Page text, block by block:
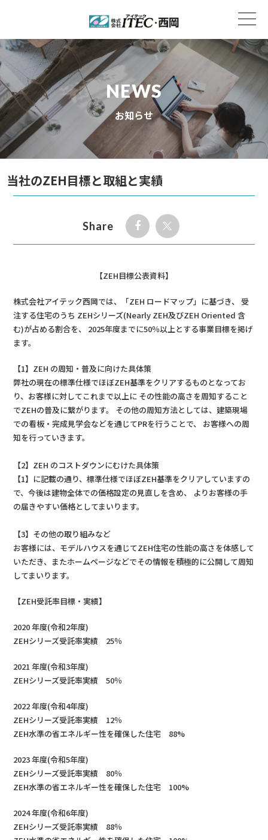
NEWS
お知らせ
当社のZEH目標と取組と実績
Share
【ZEH目標公表資料】
株式会社アイテック西岡では、「ZEH ロードマップ」に基づき、 受
注する住宅のうち ZEHシリーズ(Nearly ZEH及びZEH Oriented 含
む)が占める割合を、 2025年度までに50％以上とする事業目標を掲げ
ます。
【1】ZEH の周知・普及に向けた具体策
弊社の現在の標準仕様でほぼZEH基準をクリアするものとなってお
り、お客様に対してこれまで以上に その性能の高さを周知すること
でZEHの普及に繋がります。 その他の周知方法としては、建築現場
での看板・完成見学会などを通じてPRを行うことで、 お客様への周
知を行っていきます。
【2】ZEH のコストダウンにむけた具体策
【1】に記載の通り、標準仕様でほぼZEH基準をクリアしていますの
で、今後は建物全体での価格設定の見直しを含め、 よりお客様の手
の届きやすい価格としてまいります。
【3】その他の取り組みなど
お客様には、モデルハウスを通じてZEH住宅の性能の高さを体感して
いただき、またホームページなどでその情報を積極的に公開して周知
してまいります。
【ZEH受託率目標・実績】
2020 年度(令和2年度)
ZEHシリーズ受託率実績 25％
2021 年度(令和3年度)
ZEHシリーズ受託率実績 50％
2022 年度(令和4年度)
ZEHシリーズ受託率実績 12％
ZEH水準の省エネルギー性を確保した住宅 88%
2023 年度(令和5年度)
ZEHシリーズ受託率実績 80％
ZEH水準の省エネルギー性を確保した住宅 100%
2024 年度(令和6年度)
ZEHシリーズ受託率実績 88％